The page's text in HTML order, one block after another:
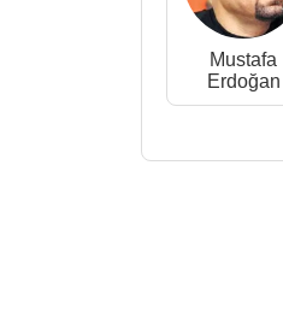
Mustafa
Erdoğan